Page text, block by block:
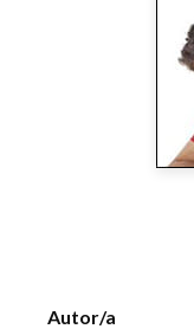
Autor/a